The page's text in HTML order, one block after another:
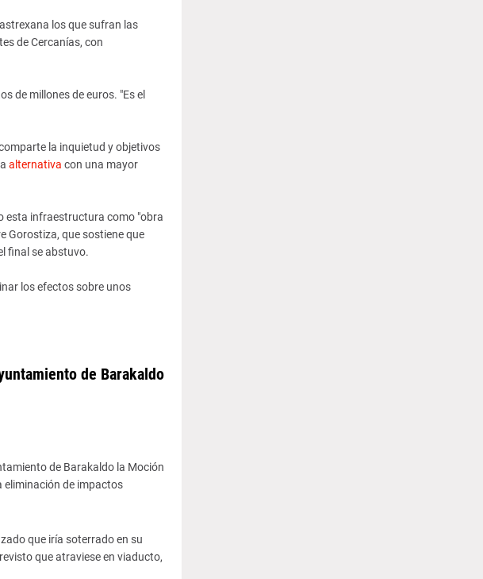
los que sufran las
de Cercanías, con
de millones de euros. "Es el
la inquietud y objetivos
alternativa con una mayor
esta infraestructura como "obra
Gorostiza, que sostiene que
final se abstuvo.
los efectos sobre unos
de Barakaldo
de Barakaldo la Moción
eliminación de impactos
que iría soterrado en su
que atraviese en viaducto,